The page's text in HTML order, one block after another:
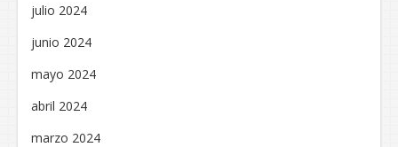
julio 2024
junio 2024
mayo 2024
abril 2024
marzo 2024